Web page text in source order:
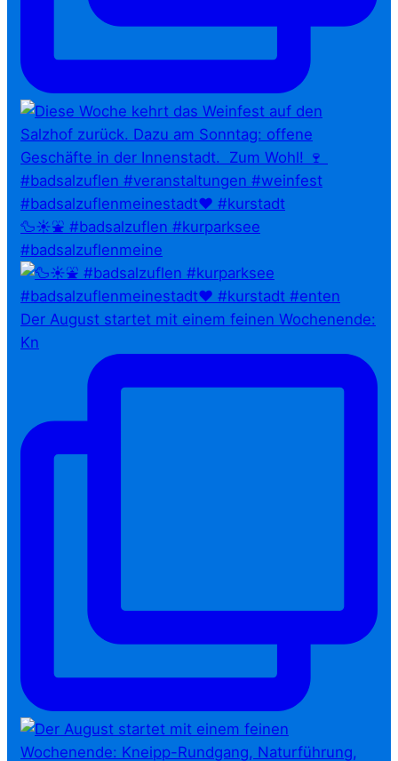
🦆☀️⛲ #badsalzuflen #kurparksee
#badsalzuflenmeine
Der August startet mit einem feinen Wochenende:
Kn